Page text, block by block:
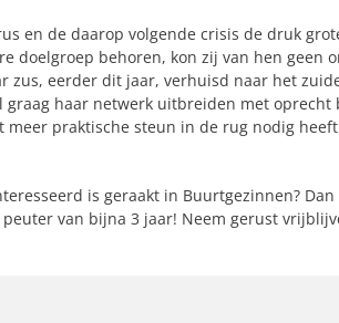
en de daarop volgende crisis de druk
doelgroep behoren, kon zij van hen geen
zus, eerder dit jaar, verhuisd naar het
haar netwerk uitbreiden met oprecht
praktische steun in de rug nodig
is geraakt in Buurtgezinnen?
van bijna 3 jaar! Neem gerust